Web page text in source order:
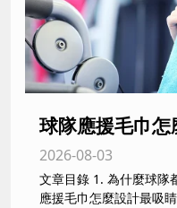
球隊應援毛巾
毛巾推薦|台灣製
2026-08-03
文章目錄 1. 為什麼球隊都要做應援毛巾？ 2. 籃球、棒球
應援毛巾怎麼設計最吸